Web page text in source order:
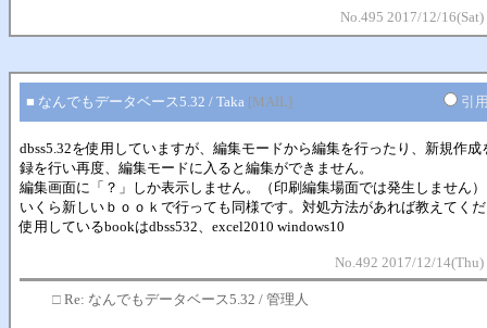
No.495 2017/12/
■ なんでもデータベース5.32 / Taka [MAIL] 引
dbss5.32を使用していますが、編集モードから編集を行ったり、新規作成
録を行い再度、編集モードに入ると編集ができません。
編集画面に「？」しか表示しません。（印刷編集場面では発生しません）
いくら新しいｂｏｏｋで行っても同様です。対処方法があれば教えてく
使用しているbookはdbss532、excel2010 windows10
No.492 2017/12/
□ Re: なんでもデータベース5.32 / 管理人